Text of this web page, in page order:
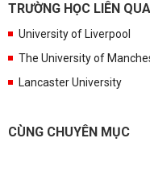
TRƯỜNG HỌC LIÊN
University of Liverpool
The University of
Lancaster University
CÙNG CHUYÊN MỤC